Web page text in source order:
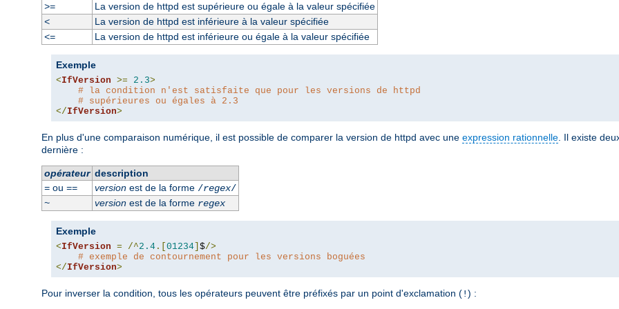
>=
La version de httpd est supérieure ou égale à la valeur spécifiée
<
La version de httpd est inférieure à la valeur spécifiée
<=
La version de httpd est inférieure ou égale à la valeur spécifiée
Exemple
<IfVersion >= 2.3>
# la condition n'est satisfaite que pour les versions de httpd
# supérieures ou égales à 2.3
</IfVersion>
En plus d'une comparaison numérique, il est possible de comparer la version de httpd avec une expression rationnelle . Il existe
dernière :
opérateur description
=ou == versionest de la forme /regex/
~
versionest de la forme regex
Exemple
<IfVersion = /^2.4 .[ 01234 $/>
# exemple de contournement pour les versions boguées
</IfVersion>
Pour inverser la condition, tous les opérateurs peuvent être préfixés par un point d'exclamation (!) :